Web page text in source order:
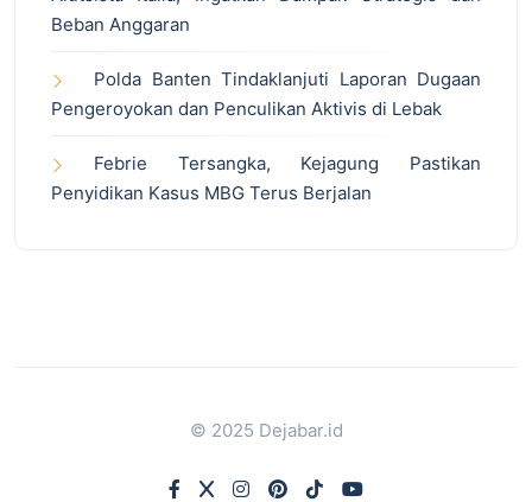
Beban Anggaran
Polda Banten Tindaklanjuti Laporan Dugaan
Pengeroyokan dan Penculikan Aktivis di Lebak
Febrie Tersangka, Kejagung Pastikan
Penyidikan Kasus MBG Terus Berjalan
© 2025 Dejabar.id